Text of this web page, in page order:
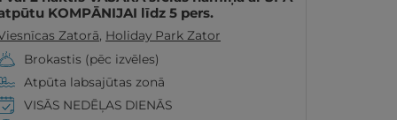
KOMPĀNIJAI līdz 5 pers.
Zatorā, Holiday Park Zator
Brokastis (pēc izvēles)
Atpūta labsajūtas zonā
VISĀS NEDĒĻAS DIENĀS